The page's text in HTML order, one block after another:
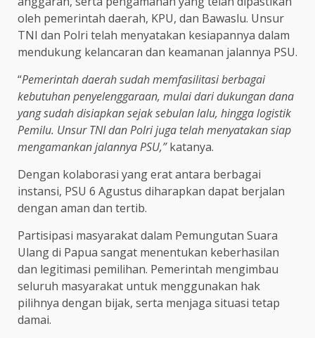
oleh pemerintah daerah, KPU, dan Bawaslu. Unsur
TNI dan Polri telah menyatakan kesiapannya dalam
mendukung kelancaran dan keamanan jalannya PSU.
“Pemerintah daerah sudah memfasilitasi berbagai
kebutuhan penyelenggaraan, mulai dari dukungan dana
yang sudah disiapkan sejak sebulan lalu, hingga logistik
Pemilu. Unsur TNI dan Polri juga telah menyatakan siap
mengamankan jalannya PSU,”katanya.
Dengan kolaborasi yang erat antara berbagai
instansi, PSU 6 Agustus diharapkan dapat berjalan
dengan aman dan tertib.
Partisipasi masyarakat dalam Pemungutan Suara
Ulang di Papua sangat menentukan keberhasilan
dan legitimasi pemilihan. Pemerintah mengimbau
seluruh masyarakat untuk menggunakan hak
pilihnya dengan bijak, serta menjaga situasi tetap
damai.